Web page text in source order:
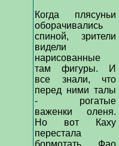
Когда плясуньи
оборачивались
спиной, зрители
видели
нарисованные
там фигуры. И
все знали, что
перед ними талы
- рогатые
важенки оленя.
Но вот Каху
перестала
бормотать. Фао